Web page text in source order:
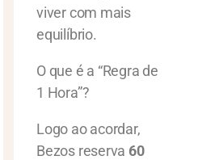
viver com mais
equilíbrio.
O que é a “Regra de
1 Hora”?
Logo ao acordar,
Bezos reserva 60